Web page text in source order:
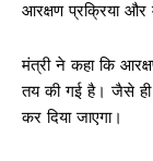
आरक्षण प्रक्रिया और
मंत्री ने कहा कि
तय की गई है। जैसे ही
कर दिया जाएगा।